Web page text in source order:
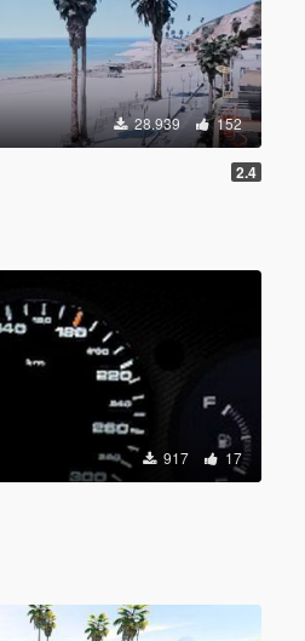
28.939 152
2.4
917 17